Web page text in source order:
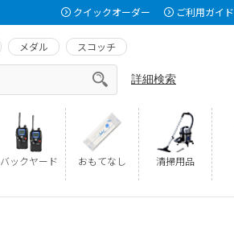
クイックオーダー ご利用ガイド
メダル スコッチ
詳細検索
バックヤード おもてなし 清掃用品